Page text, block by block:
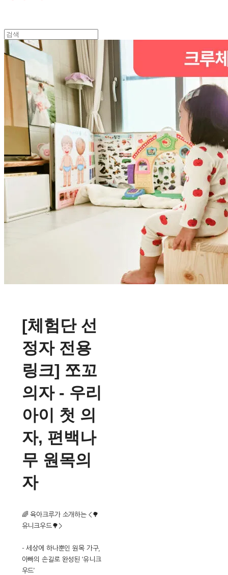
[체험단 선
정자 전용
링크] 쪼꼬
의자 - 우리
아이 첫 의
자, 편백나
무 원목의
자
🌈 육아크루가 소개하는 <🌳
유니크우드🌳>
- 세상에 하나뿐인 원목 가구,
아빠의 손길로 완성된 ‘유니크
우드’